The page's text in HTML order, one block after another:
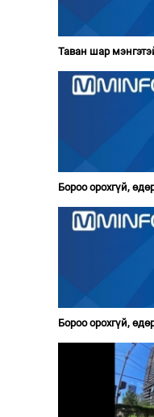
Таван шар
Бороо орохгүй,
Бороо орохгүй,